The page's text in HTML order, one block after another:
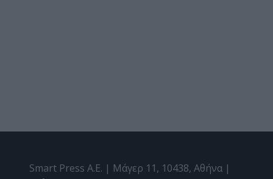
Smart Press A.E. | Μάγερ 11, 10438, Αθήνα |